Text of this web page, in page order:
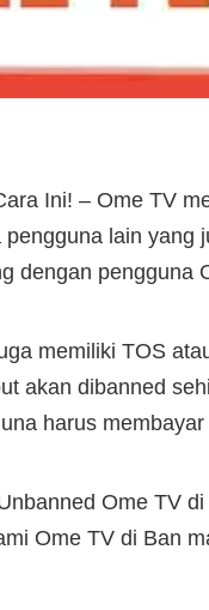
Ini! – Ome TV
lain yang
dengan pengguna
memiliki TOS
akan dibanned
harus
Ome TV
Ome TV di Ban